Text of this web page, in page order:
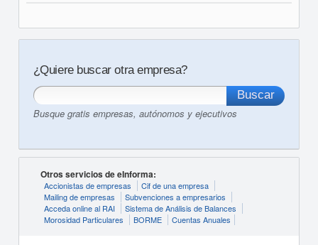
¿Quiere buscar otra empresa?
Busque gratis empresas, autónomos y ejecutivos
Otros servicios de eInforma:
Accionistas de empresas
Cif de una empresa
Mailing de empresas
Subvenciones a empresarios
Acceda online al RAI
Sistema de Análisis de Balances
Morosidad Particulares
BORME Cuentas Anuales